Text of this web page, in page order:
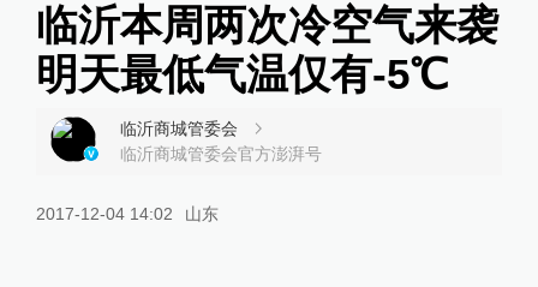
临沂本周两次冷空气来袭
明天最低气温仅有-5℃
临沂商城管委会
临沂商城管委会官方澎湃号
2017-12-04 14:02 山东